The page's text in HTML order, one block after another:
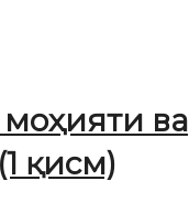
ва
қисм)